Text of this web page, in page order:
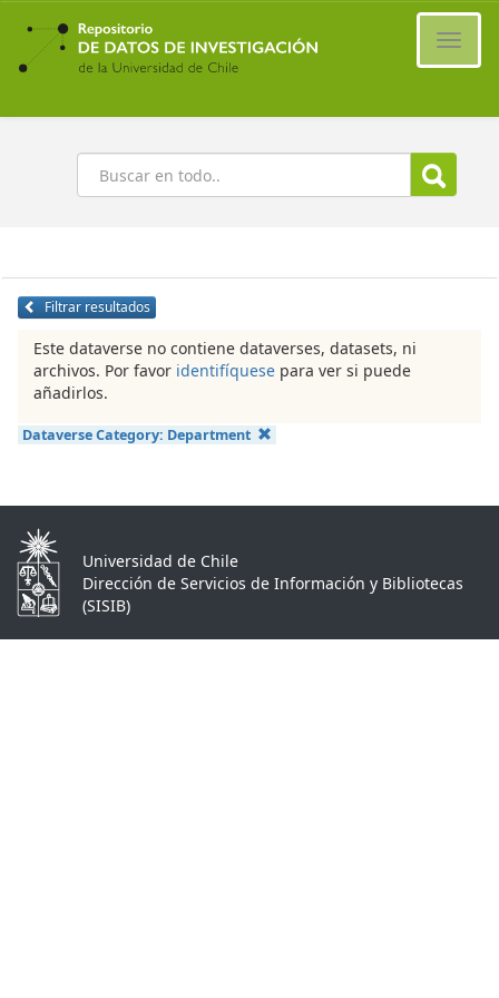
Ir
contenido
principal
Buscar
Filtrar resultados
Este dataverse no contiene dataverses, datasets, ni
archivos. Por favor identifíquese para ver si puede
añadirlos.
Dataverse Category: Department
Universidad de Chile
Dirección de Servicios de Información y Bibliotecas
(SISIB)